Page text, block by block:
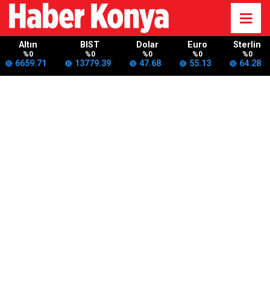
Altın
%0
6659.71
BIST
%0
13779.39
Dolar
%0
47.68
Euro
%0
55.13
Sterlin
%0
64.28